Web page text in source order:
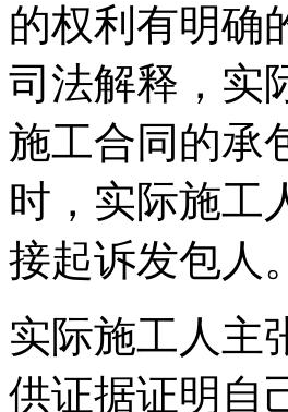
的权利有明确
司法解释，实
施工合同的承
时，实际施工
接起诉发包人。
实际施工人主
供证据证明自